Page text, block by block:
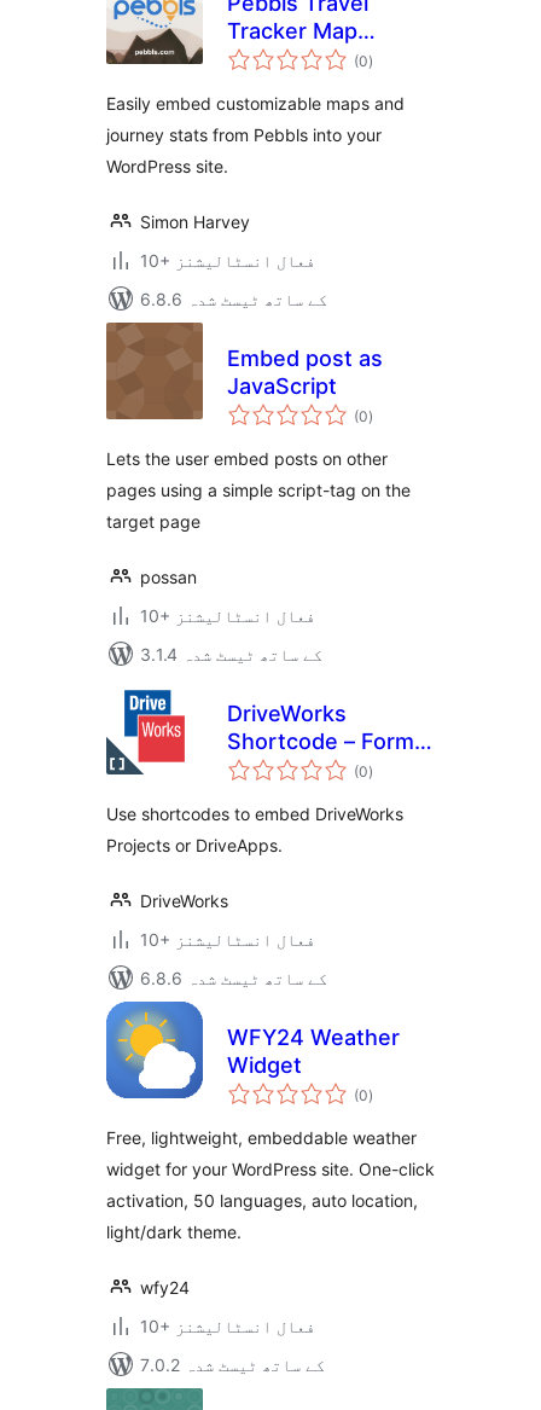
Tracker Map
Embed
(0مجموعی
درجہ
)
Easily embed customizable maps and
journey stats from Pebbls into your
WordPress site.
Simon Harvey
10+ فعال انسٹالیشنز
6.8.6 کے ساتھ ٹیسٹ شدہ
Embed post as
JavaScript
(0مجموعی
درجہ
)
Lets the user embed posts on other
pages using a simple script-tag on the
target page
possan
10+ فعال انسٹالیشنز
3.1.4 کے ساتھ ٹیسٹ شدہ
DriveWorks
Shortcode – Form
Embed
(0مجموعی
درجہ
)
Use shortcodes to embed DriveWorks
Projects or DriveApps.
DriveWorks
10+ فعال انسٹالیشنز
6.8.6 کے ساتھ ٹیسٹ شدہ
WFY24 Weather
Widget
(0مجموعی
درجہ
)
Free, lightweight, embeddable weather
widget for your WordPress site. One-click
activation, 50 languages, auto location,
light/dark theme.
wfy24
10+ فعال انسٹالیشنز
7.0.2 کے ساتھ ٹیسٹ شدہ